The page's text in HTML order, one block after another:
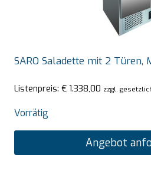
SARO Saladette mit 2 Türen,
Listenpreis: € 1.338,00 zzgl.
Vorrätig
Angebot